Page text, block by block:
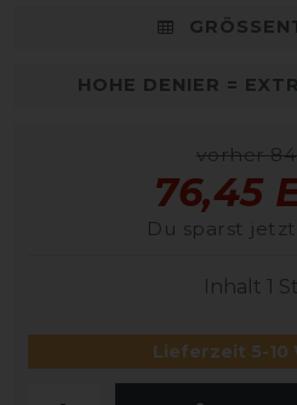
HOHE DENIER =
vorher
76,45
Du sparst jetzt
Inhalt 1
Lieferzeit 5-10